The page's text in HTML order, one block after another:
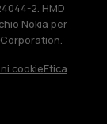
2. HMD
Nokia per
cookieEtica